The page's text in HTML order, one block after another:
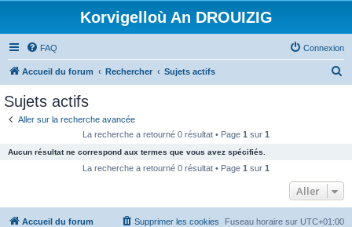
Korvigelloù An DROUIZIG
FAQ Connexion
Accueil du forum Rechercher Sujets actifs
c
e
Sujets actifs
Aller sur la recherche avancée
La recherche a retourné 0 résultat • Page 1 sur 1
Aucun résultat ne correspond aux termes que vous avez spécifiés.
La recherche a retourné 0 résultat • Page 1 sur 1
Aller
Accueil du forum Fuseau horaire sur UTC+01:00
Supprimer les cookies